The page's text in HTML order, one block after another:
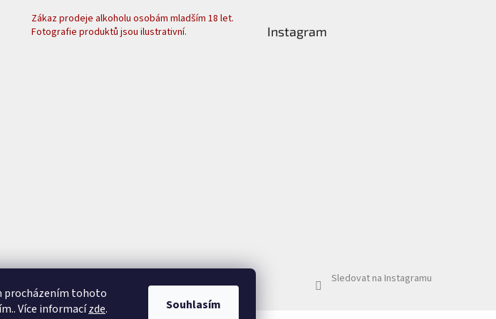
procházením tohoto
Více informacízde. Souhlasím
Zákaz prodeje alkoholu osobám mladším 18 let.
Fotografie produktů jsou ilustrativní.
Instagram
Sledovat na Instagramu